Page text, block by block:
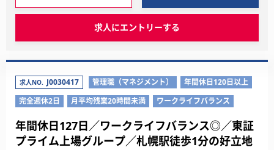
求人にエントリーする
求人NO. J0030417 管理職（マネジメント）
年間休日120日以上
完全週休2日
月平均残業20時間未満 ワークライフバランス
年間休日127日／ワークライフバランス◎／東証
プライム上場グループ／札幌駅徒歩1分の好立地